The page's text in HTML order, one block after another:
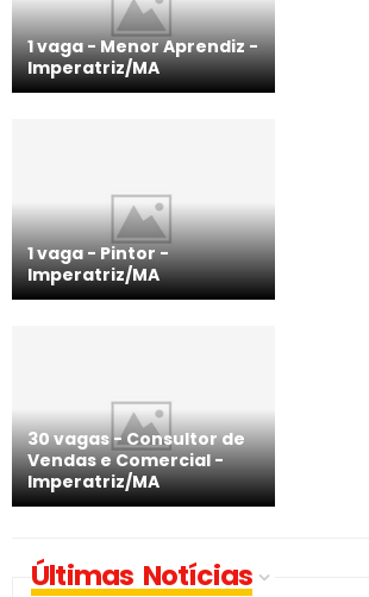
1 vaga - Menor Aprendiz -
Imperatriz/MA
1 vaga - Pintor -
Imperatriz/MA
30 vagas - Consultor de
Vendas e Comercial -
Imperatriz/MA
Últimas Notícias